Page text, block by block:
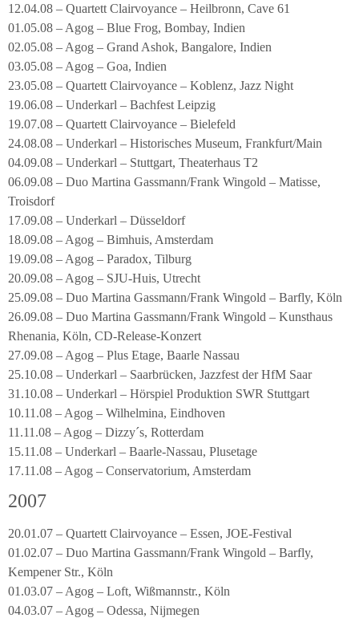
12.04.08 – Quartett Clairvoyance – Heilbronn, Cave 61
01.05.08 – Agog – Blue Frog, Bombay, Indien
02.05.08 – Agog – Grand Ashok, Bangalore, Indien
03.05.08 – Agog – Goa, Indien
23.05.08 – Quartett Clairvoyance – Koblenz, Jazz Night
19.06.08 – Underkarl – Bachfest Leipzig
19.07.08 – Quartett Clairvoyance – Bielefeld
24.08.08 – Underkarl – Historisches Museum, Frankfurt/Main
04.09.08 – Underkarl – Stuttgart, Theaterhaus T2
06.09.08 – Duo Martina Gassmann/Frank Wingold – Matisse,
Troisdorf
17.09.08 – Underkarl – Düsseldorf
18.09.08 – Agog – Bimhuis, Amsterdam
19.09.08 – Agog – Paradox, Tilburg
20.09.08 – Agog – SJU-Huis, Utrecht
25.09.08 – Duo Martina Gassmann/Frank Wingold – Barfly, Köln
26.09.08 – Duo Martina Gassmann/Frank Wingold – Kunsthaus
Rhenania, Köln, CD-Release-Konzert
27.09.08 – Agog – Plus Etage, Baarle Nassau
25.10.08 – Underkarl – Saarbrücken, Jazzfest der HfM Saar
31.10.08 – Underkarl – Hörspiel Produktion SWR Stuttgart
10.11.08 – Agog – Wilhelmina, Eindhoven
11.11.08 – Agog – Dizzy´s, Rotterdam
15.11.08 – Underkarl – Baarle-Nassau, Plusetage
17.11.08 – Agog – Conservatorium, Amsterdam
2007
20.01.07 – Quartett Clairvoyance – Essen, JOE-Festival
01.02.07 – Duo Martina Gassmann/Frank Wingold – Barfly,
Kempener Str., Köln
01.03.07 – Agog – Loft, Wißmannstr., Köln
04.03.07 – Agog – Odessa, Nijmegen